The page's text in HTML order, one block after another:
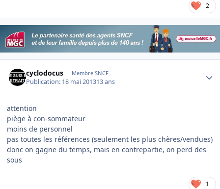
2
cyclodocus Membre SNCF
Publication: 18 mai 201313 ans
attention
piège à con-sommateur
moins de personnel
pas toutes les références (seulement les plus chères/vendues)
donc on gagne du temps, mais en contrepartie, on perd des
sous
1